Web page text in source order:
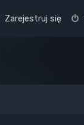
Zarejestruj się